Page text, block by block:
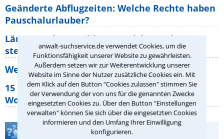
anwalt-suchservice.de verwendet Cookies, um die
Funktionsfähigkeit unserer Website zu gewährleisten.
Außerdem setzen wir zur Weiterentwicklung unserer
Website im Sinne der Nutzer zusätzliche Cookies ein. Mit
dem Klick auf den Button "Cookies zulassen" stimmen Sie
der Verwendung der von uns für die genannten Zwecke
eingesetzten Cookies zu. Über den Button "Einstellungen
verwalten" können Sie sich über die eingesetzten Cookies
informieren und den Umfang Ihrer Einwilligung
konfigurieren.
Geänderte Abflugzeiten: Welche Rechte haben
Pauschalurlauber?
Lärm von den Nachbarn: Welche Rechte
stehen mir zu?
Wer muss Zweitwohnungssteuer zahlen?
15 elementare Rechte, die jeder
Wohnungseigentümer kennen sollte
Teste Dein Rechtswissen